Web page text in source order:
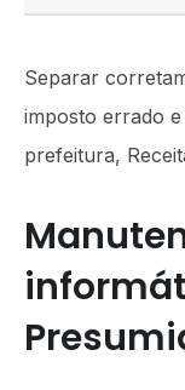
Separar
imposto errado
prefeitura,